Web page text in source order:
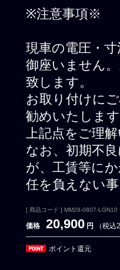
※注意事項※
現車の電圧・
御座いません
致します。
お取り付けに
勧めいたします
上記点をご理
なお、初期不
が、工賃等に
任を負えない
[ 商品コード ] MM28-0807-LGN10
価格 20,900 円 （税込
ポイント還元